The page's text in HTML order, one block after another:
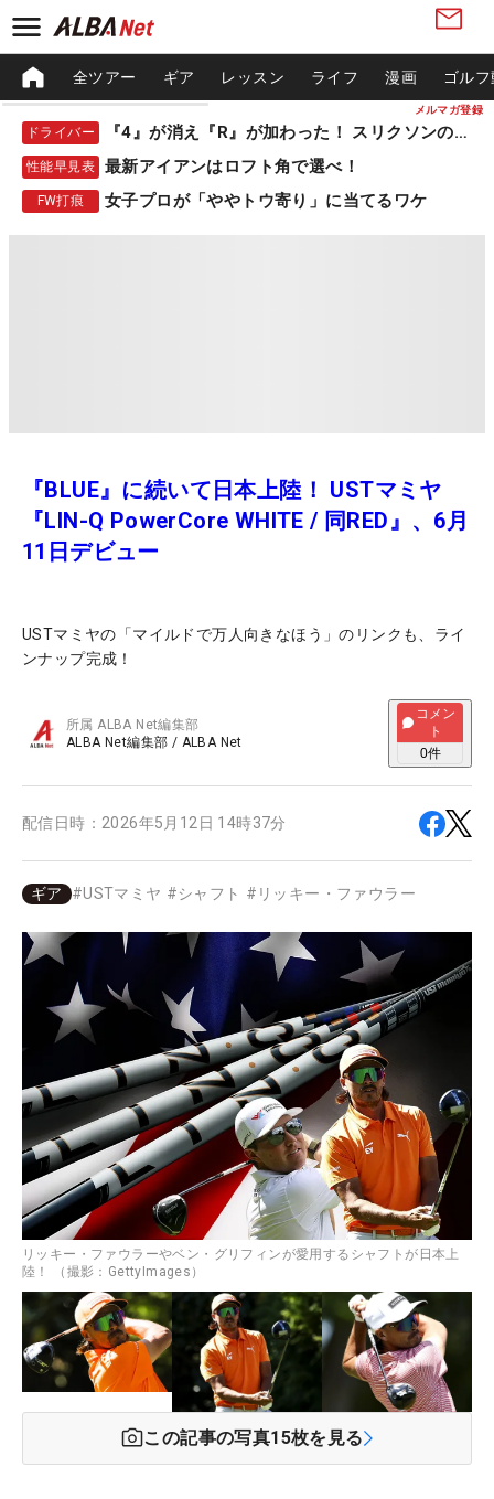
メルマガ登録
全ツアー ギア レッスン ライフ 漫画 ゴル
ドライバー 『4』が消え『R』が加わった！ スリクソンの新作
性能早見表 最新アイアンはロフト角で選べ！
FW打痕 女子プロが「ややトウ寄り」に当てるワケ
『BLUE』に続いて日本上陸！ USTマミヤ
『LIN-Q PowerCore WHITE / 同RED』、6月
11日デビュー
USTマミヤの「マイルドで万人向きなほう」のリンクも、ライ
ンナップ完成！
所属ALBA Net編集部
ALBA Net編集部 / ALBA Net
コメン
ト
0件
配信日時： 2026年5月12日 14時37分
ギア #USTマミヤ #シャフト # リッキー・ファウラー
リッキー・ファウラーやベン・グリフィンが愛用するシャフトが日本上
陸！ （撮影：GettyImages）
この記事の写真15枚を見る